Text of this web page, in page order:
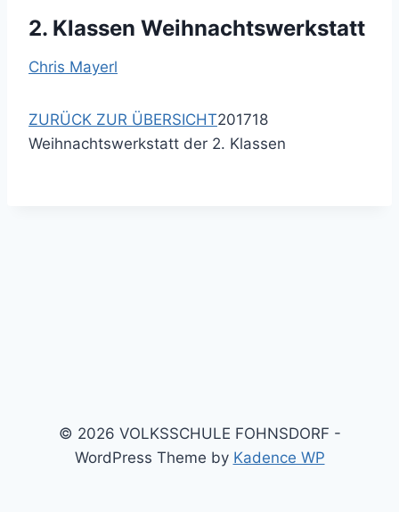
2. Klassen Weihnachtswerkstatt
Chris Mayerl
ZURÜCK ZUR ÜBERSICHT201718
Weihnachtswerkstatt der 2. Klassen
© 2026 VOLKSSCHULE FOHNSDORF -
WordPress Theme by Kadence WP